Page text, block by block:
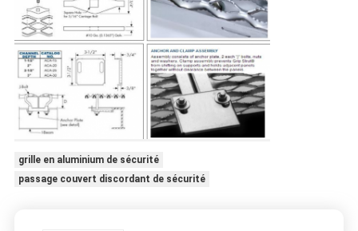
grille en aluminium de sécurité
passage couvert discordant de sécurité